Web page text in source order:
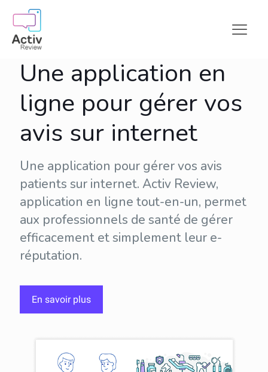
Une application en
ligne pour gérer vos
avis sur internet
Une application pour gérer vos avis
patients sur internet. Activ Review,
application en ligne tout-en-un, permet
aux professionnels de santé de gérer
efficacement et simplement leur e-
réputation.
En savoir plus